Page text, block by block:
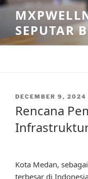
Skip
contentSEPUTAR
POSTED
DECEMBER 9, 2024
Rencana
Kota Medan,
terbesar di